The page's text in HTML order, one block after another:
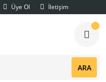
Üye Ol İletişim
ARA